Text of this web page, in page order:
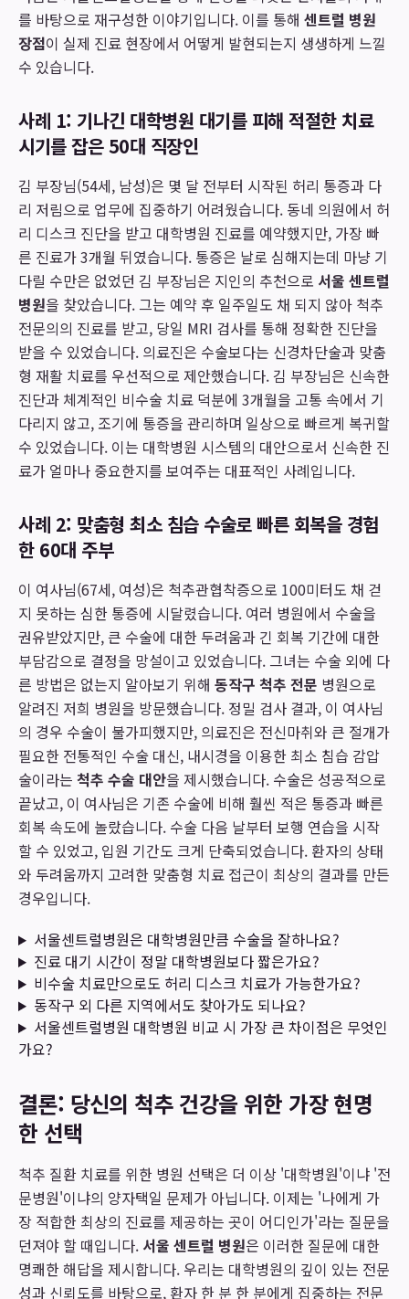
를 바탕으로 재구성한 이야기입니다. 이를 통해 센트럴 병원
장점이 실제 진료 현장에서 어떻게 발현되는지 생생하게 느낄
수 있습니다.
사례 1: 기나긴 대학병원 대기를 피해 적절한 치료
시기를 잡은 50대 직장인
김 부장님(54세, 남성)은 몇 달 전부터 시작된 허리 통증과 다
리 저림으로 업무에 집중하기 어려웠습니다. 동네 의원에서 허
리 디스크 진단을 받고 대학병원 진료를 예약했지만, 가장 빠
른 진료가 3개월 뒤였습니다. 통증은 날로 심해지는데 마냥 기
다릴 수만은 없었던 김 부장님은 지인의 추천으로 서울 센트럴
병원을 찾았습니다. 그는 예약 후 일주일도 채 되지 않아 척추
전문의의 진료를 받고, 당일 MRI 검사를 통해 정확한 진단을
받을 수 있었습니다. 의료진은 수술보다는 신경차단술과 맞춤
형 재활 치료를 우선적으로 제안했습니다. 김 부장님은 신속한
진단과 체계적인 비수술 치료 덕분에 3개월을 고통 속에서 기
다리지 않고, 조기에 통증을 관리하며 일상으로 빠르게 복귀할
수 있었습니다. 이는 대학병원 시스템의 대안으로서 신속한 진
료가 얼마나 중요한지를 보여주는 대표적인 사례입니다.
사례 2: 맞춤형 최소 침습 수술로 빠른 회복을 경험
한 60대 주부
이 여사님(67세, 여성)은 척추관협착증으로 100미터도 채 걷
지 못하는 심한 통증에 시달렸습니다. 여러 병원에서 수술을
권유받았지만, 큰 수술에 대한 두려움과 긴 회복 기간에 대한
부담감으로 결정을 망설이고 있었습니다. 그녀는 수술 외에 다
른 방법은 없는지 알아보기 위해 동작구 척추 전문 병원으로
알려진 저희 병원을 방문했습니다. 정밀 검사 결과, 이 여사님
의 경우 수술이 불가피했지만, 의료진은 전신마취와 큰 절개가
필요한 전통적인 수술 대신, 내시경을 이용한 최소 침습 감압
술이라는 척추 수술 대안을 제시했습니다. 수술은 성공적으로
끝났고, 이 여사님은 기존 수술에 비해 훨씬 적은 통증과 빠른
회복 속도에 놀랐습니다. 수술 다음 날부터 보행 연습을 시작
할 수 있었고, 입원 기간도 크게 단축되었습니다. 환자의 상태
와 두려움까지 고려한 맞춤형 치료 접근이 최상의 결과를 만든
경우입니다.
서울센트럴병원은 대학병원만큼 수술을 잘하나요?
진료 대기 시간이 정말 대학병원보다 짧은가요?
비수술 치료만으로도 허리 디스크 치료가 가능한가요?
동작구 외 다른 지역에서도 찾아가도 되나요?
서울센트럴병원 대학병원 비교 시 가장 큰 차이점은 무엇인
가요?
결론: 당신의 척추 건강을 위한 가장 현명
한 선택
척추 질환 치료를 위한 병원 선택은 더 이상 '대학병원'이냐 '전
문병원'이냐의 양자택일 문제가 아닙니다. 이제는 '나에게 가
장 적합한 최상의 진료를 제공하는 곳이 어디인가'라는 질문을
던져야 할 때입니다. 서울 센트럴 병원은 이러한 질문에 대한
명쾌한 해답을 제시합니다. 우리는 대학병원의 깊이 있는 전문
성과 신뢰도를 바탕으로, 환자 한 분 한 분에게 집중하는 전문